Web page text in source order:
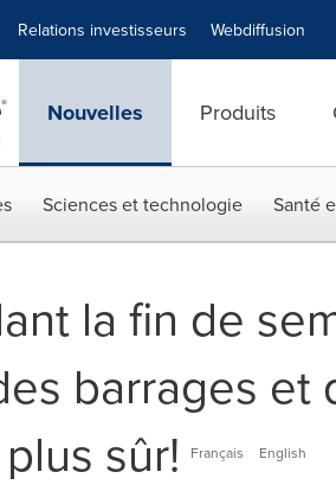
Relations investisseurs Webdiffusion
Nouvelles Produits
Sciences et technologie Santé
la fin de
barrages et
sûr!
Français English